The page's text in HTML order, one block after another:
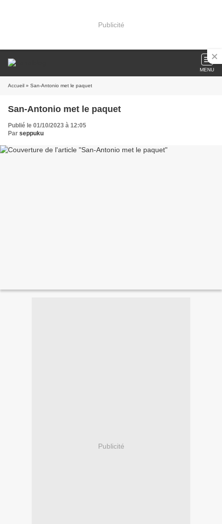
Publicité
MENU
Accueil » San-Antonio met le paquet
San-Antonio met le paquet
Publié le 01/10/2023 à 12:05
Par seppuku
Publicité